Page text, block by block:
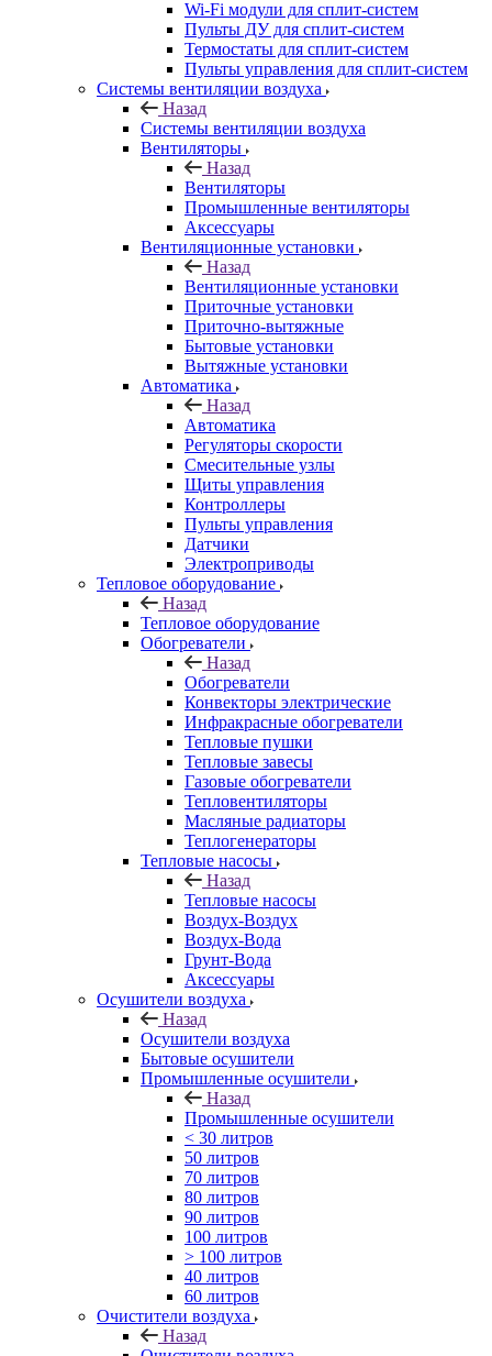
Wi-Fi модули для сплит-систем
Пульты ДУ для сплит-систем
Термостаты для сплит-систем
Пульты управления для сплит-систем
Системы вентиляции воздуха
Назад
Системы вентиляции воздуха
Вентиляторы
Назад
Вентиляторы
Промышленные вентиляторы
Аксессуары
Вентиляционные установки
Назад
Вентиляционные установки
Приточные установки
Приточно-вытяжные
Бытовые установки
Вытяжные установки
Автоматика
Назад
Автоматика
Регуляторы скорости
Смесительные узлы
Щиты управления
Контроллеры
Пульты управления
Датчики
Электроприводы
Тепловое оборудование
Назад
Тепловое оборудование
Обогреватели
Назад
Обогреватели
Конвекторы электрические
Инфракрасные обогреватели
Тепловые пушки
Тепловые завесы
Газовые обогреватели
Тепловентиляторы
Масляные радиаторы
Теплогенераторы
Тепловые насосы
Назад
Тепловые насосы
Воздух-Воздух
Воздух-Вода
Грунт-Вода
Аксессуары
Осушители воздуха
Назад
Осушители воздуха
Бытовые осушители
Промышленные осушители
Назад
Промышленные осушители
< 30 литров
50 литров
70 литров
80 литров
90 литров
100 литров
> 100 литров
40 литров
60 литров
Очистители воздуха
Назад